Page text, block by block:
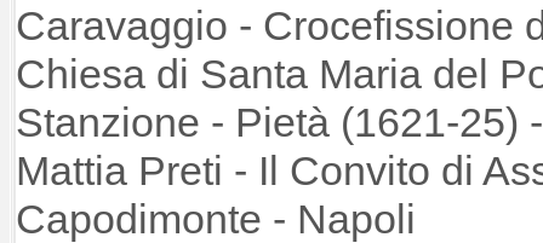
Caravaggio - Crocefissione
Chiesa di Santa Maria del
Stanzione - Pietà (1621-25)
Mattia Preti - Il Convito di
Capodimonte -